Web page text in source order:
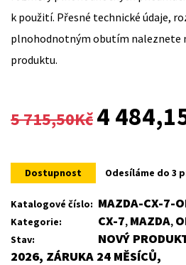
k použití. Přesné technické údaje,
plnohodnotným obutím naleznete
produktu.
5 715,50Kč
Original
was:
5
715,50Kč.
4
Dostupnost Odesíláme do 3
Katalogové číslo: MAZDA-CX-7-
Kategorie: CX-7, MAZDA,
Stav:
NOVÝ
2026, ZÁRUKA 24 MĚSÍCŮ,